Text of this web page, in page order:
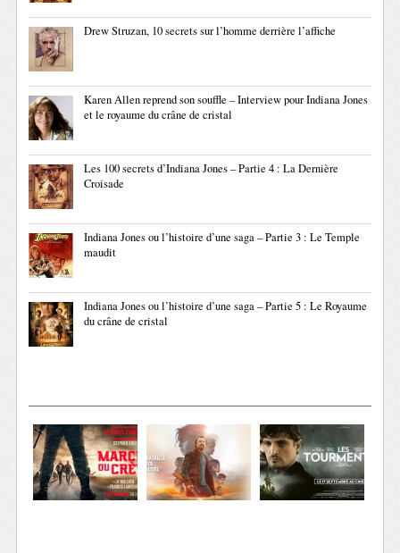
Drew Struzan, 10 secrets sur l’homme derrière l’affiche
Karen Allen reprend son souffle – Interview pour Indiana Jones
et le royaume du crâne de cristal
Les 100 secrets d’Indiana Jones – Partie 4 : La Dernière
Croisade
Indiana Jones ou l’histoire d’une saga – Partie 3 : Le Temple
maudit
Indiana Jones ou l’histoire d’une saga – Partie 5 : Le Royaume
du crâne de cristal